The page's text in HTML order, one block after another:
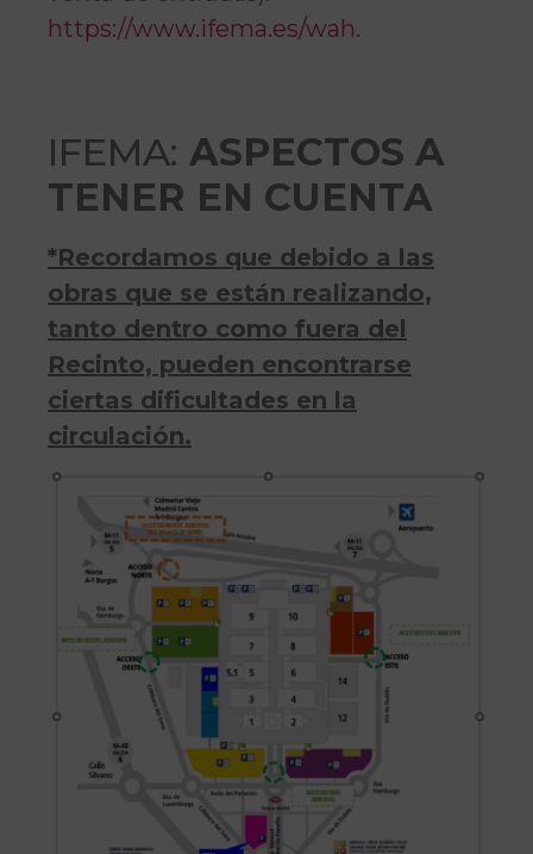
https://www.ifema.es/wah.
IFEMA: ASPECTOS A
TENER EN CUENTA
*Recordamos que debido a las
obras que se están realizando,
tanto dentro como fuera del
Recinto, pueden encontrarse
ciertas dificultades en la
circulación.